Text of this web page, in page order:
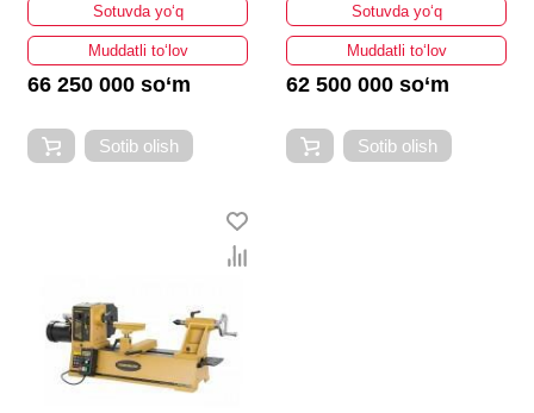
Sotuvda yo‘q
Muddatli to‘lov
66 250 000 so‘m
Sotib olish
Sotuvda yo‘q
Muddatli to‘lov
62 500 000 so‘m
Sotib olish